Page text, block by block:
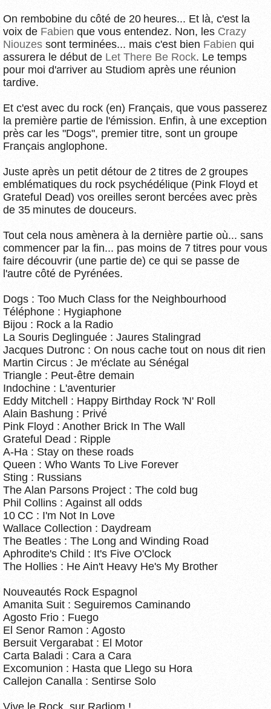
On rembobine du côté de 20 heures... Et là, c'est la
voix de Fabien que vous entendez. Non, les Crazy
Niouzes sont terminées... mais c'est bien Fabien qui
assurera le début de Let There Be Rock. Le temps
pour moi d'arriver au Studiom après une réunion
tardive.
Et c'est avec du rock (en) Français, que vous passerez
la première partie de l'émission. Enfin, à une exception
près car les "Dogs", premier titre, sont un groupe
Français anglophone.
Juste après un petit détour de 2 titres de 2 groupes
emblématiques du rock psychédélique (Pink Floyd et
Grateful Dead) vos oreilles seront bercées avec près
de 35 minutes de douceurs.
Tout cela nous amènera à la dernière partie où... sans
commencer par la fin... pas moins de 7 titres pour vous
faire découvrir (une partie de) ce qui se passe de
l'autre côté de Pyrénées.
Dogs : Too Much Class for the Neighbourhood
Téléphone : Hygiaphone
Bijou : Rock a la Radio
La Souris Deglinguée : Jaures Stalingrad
Jacques Dutronc : On nous cache tout on nous dit rien
Martin Circus : Je m'éclate au Sénégal
Triangle : Peut-être demain
Indochine : L'aventurier
Eddy Mitchell : Happy Birthday Rock 'N' Roll
Alain Bashung : Privé
Pink Floyd : Another Brick In The Wall
Grateful Dead : Ripple
A-Ha : Stay on these roads
Queen : Who Wants To Live Forever
Sting : Russians
The Alan Parsons Project : The cold bug
Phil Collins : Against all odds
10 CC : I'm Not In Love
Wallace Collection : Daydream
The Beatles : The Long and Winding Road
Aphrodite's Child : It's Five O'Clock
The Hollies : He Ain't Heavy He's My Brother
Nouveautés Rock Espagnol
Amanita Suit : Seguiremos Caminando
Agosto Frio : Fuego
El Senor Ramon : Agosto
Bersuit Vergarabat : El Motor
Carta Baladi : Cara a Cara
Excomunion : Hasta que Llego su Hora
Callejon Canalla : Sentirse Solo
Vive le Rock, sur Radiom !